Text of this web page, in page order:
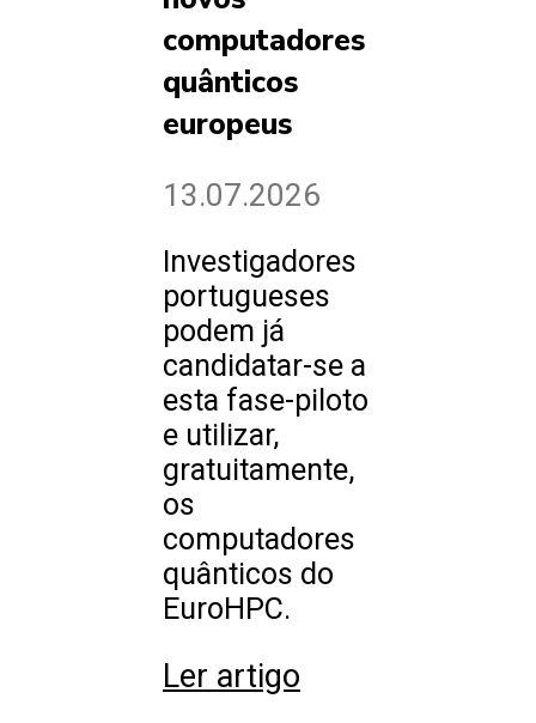
computadores
quânticos
europeus
13.07.2026
Investigadores
portugueses
podem já
candidatar-se a
esta fase-piloto
e utilizar,
gratuitamente,
os
computadores
quânticos do
EuroHPC.
Ler artigo